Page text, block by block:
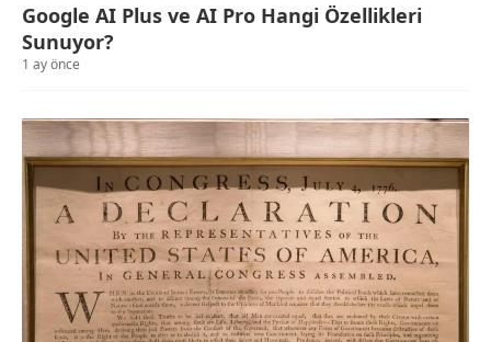
Google AI Plus ve AI Pro Hangi Özellikleri
Sunuyor?
1 ay önce